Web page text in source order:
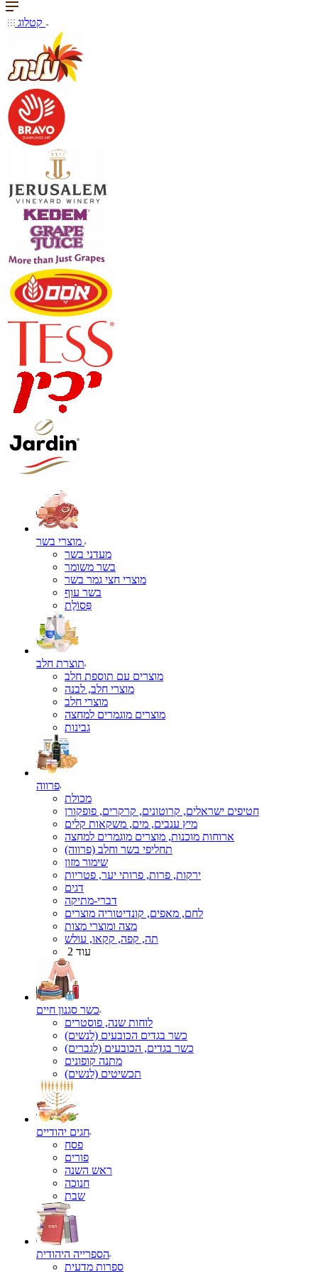
מעדני בשר
בשר משומר
מוצרי חצי גמר בשר
בשר עוף
פְּסוֹלֶת
תוצרת חלב
מוצרים עם תוספת חלב
מוצרי חלב, לבנה
מוצרי חלב
מוצרים מוגמרים למחצה
גבינות
פרווה
מכולת
חטיפים ישראלים, קרוטונים, קרקרים, פופקורן
מיץ ענבים, מים, משקאות קלים
ארוחות מוכנות, מוצרים מוגמרים למחצה
תחליפי בשר וחלב (פרווה)
שימור מזון
ירקות, פרות, פרותי יער, פטריות
דגים
דברי-מתיקה
לחם, מאפים, קונדיטוריה מוצרים
מצה ומוצרי מצות
תה, קפה, קקאו, עולש
עוד 2
כשר סגנון חיים
לוחות שנה, פוסטרים
כשר בגדים הכובעים (לנשים)
כשר בגדים, הכובעים (לגברים)
מתנה קופונים
תכשיטים (לנשים)
חגים יהודיים
פסח
פורים
ראש השנה
חנוכה
שבת
הספרייה היהודית
ספרות מדעית